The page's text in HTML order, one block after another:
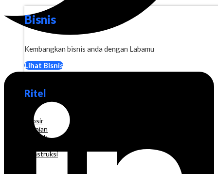
Bisnis
Kembangkan bisnis anda dengan Labamu
Lihat Bisnis
Ritel
Grosir
Pakaian
Apotek
Konstruksi